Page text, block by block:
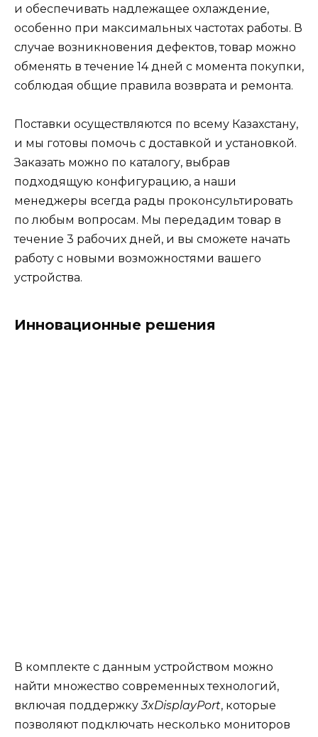
и обеспечивать надлежащее охлаждение,
особенно при максимальных частотах работы. В
случае возникновения дефектов, товар можно
обменять в течение 14 дней с момента покупки,
соблюдая общие правила возврата и ремонта.
Поставки осуществляются по всему Казахстану,
и мы готовы помочь с доставкой и установкой.
Заказать можно по каталогу, выбрав
подходящую конфигурацию, а наши
менеджеры всегда рады проконсультировать
по любым вопросам. Мы передадим товар в
течение 3 рабочих дней, и вы сможете начать
работу с новыми возможностями вашего
устройства.
Инновационные решения
В комплекте с данным устройством можно
найти множество современных технологий,
включая поддержку3xDisplayPort, которые
позволяют подключать несколько мониторов